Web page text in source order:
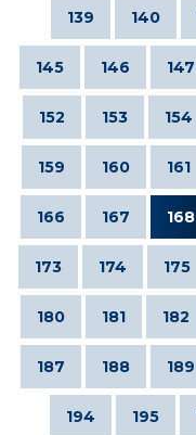
139 140
145 146 147
152 153 154
159 160 161
166 167 168
173 174 175
180 181 182
187 188 189
194 195